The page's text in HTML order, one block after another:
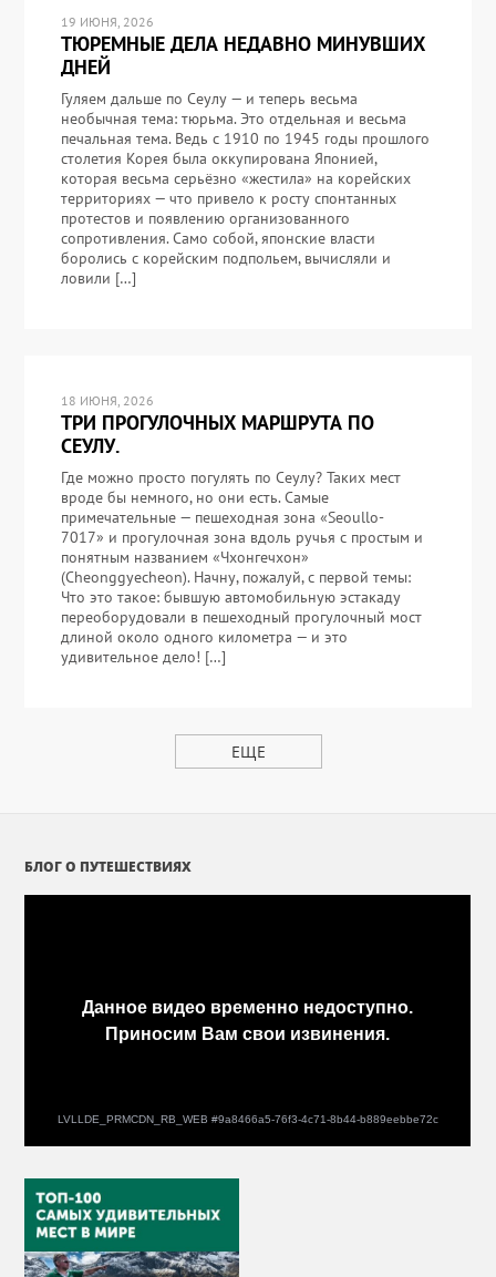
19 ИЮНЯ, 2026
ТЮРЕМНЫЕ ДЕЛА НЕДАВНО МИНУВШИХ
ДНЕЙ
Гуляем дальше по Сеулу — и теперь весьма
необычная тема: тюрьма. Это отдельная и весьма
печальная тема. Ведь с 1910 по 1945 годы прошлого
столетия Корея была оккупирована Японией,
которая весьма серьёзно «жестила» на корейских
территориях — что привело к росту спонтанных
протестов и появлению организованного
сопротивления. Само собой, японские власти
боролись с корейским подпольем, вычисляли и
ловили […]
18 ИЮНЯ, 2026
ТРИ ПРОГУЛОЧНЫХ МАРШРУТА ПО
СЕУЛУ.
Где можно просто погулять по Сеулу? Таких мест
вроде бы немного, но они есть. Самые
примечательные — пешеходная зона «Seoullo-
7017» и прогулочная зона вдоль ручья с простым и
понятным названием «Чхонгечхон»
(Cheonggyecheon). Начну, пожалуй, с первой темы:
Что это такое: бывшую автомобильную эстакаду
переоборудовали в пешеходный прогулочный мост
длиной около одного километра — и это
удивительное дело! […]
ЕЩЕ
БЛОГ О ПУТЕШЕСТВИЯХ